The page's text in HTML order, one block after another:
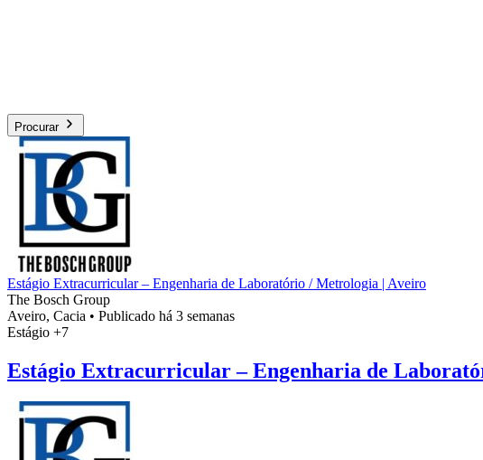
Procurar
Estágio Extracurricular – Engenharia de Laboratório / Metrologia | Aveiro
The Bosch Group
Aveiro, Cacia • Publicado há 3 semanas
Estágio +7
Estágio Extracurricular – Engenharia de